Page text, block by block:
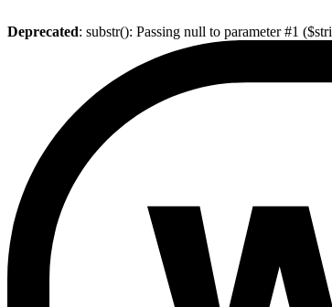
Deprecated: substr(): Passing null to parameter #1